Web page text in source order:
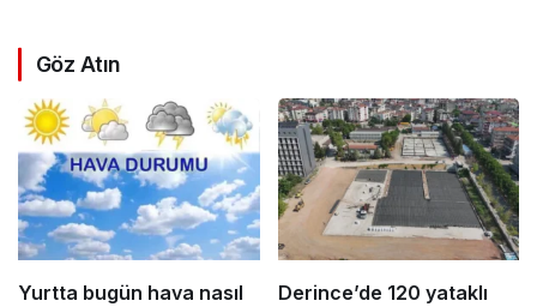
Göz Atın
Yurtta bugün hava nasıl
Derince’de 120 yataklı